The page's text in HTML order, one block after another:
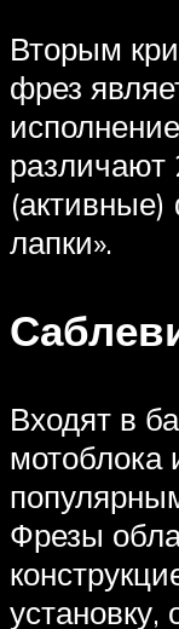
Вторым
фрез
различают
лапки».
Входят в
мотоблока
Фрезы
установку,